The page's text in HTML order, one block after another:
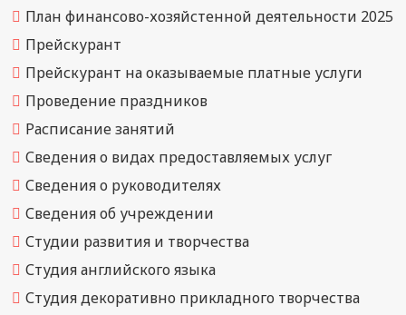
План финансово-хозяйстенной деятельности 2025
Прейскурант
Прейскурант на оказываемые платные услуги
Проведение праздников
Расписание занятий
Сведения о видах предоставляемых услуг
Сведения о руководителях
Сведения об учреждении
Студии развития и творчества
Студия английского языка
Студия декоративно прикладного творчества